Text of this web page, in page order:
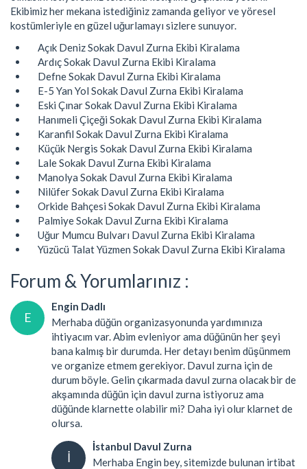
Ekibimiz her mekana istediğiniz zamanda geliyor ve yöresel
kostümleriyle en güzel uğurlamayı sizlere sunuyor.
Açık Deniz Sokak Davul Zurna Ekibi Kiralama
Ardıç Sokak Davul Zurna Ekibi Kiralama
Defne Sokak Davul Zurna Ekibi Kiralama
E-5 Yan Yol Sokak Davul Zurna Ekibi Kiralama
Eski Çınar Sokak Davul Zurna Ekibi Kiralama
Hanımeli Çiçeği Sokak Davul Zurna Ekibi Kiralama
Karanfil Sokak Davul Zurna Ekibi Kiralama
Küçük Nergis Sokak Davul Zurna Ekibi Kiralama
Lale Sokak Davul Zurna Ekibi Kiralama
Manolya Sokak Davul Zurna Ekibi Kiralama
Nilüfer Sokak Davul Zurna Ekibi Kiralama
Orkide Bahçesi Sokak Davul Zurna Ekibi Kiralama
Palmiye Sokak Davul Zurna Ekibi Kiralama
Uğur Mumcu Bulvarı Davul Zurna Ekibi Kiralama
Yüzücü Talat Yüzmen Sokak Davul Zurna Ekibi Kiralama
Forum & Yorumlarınız :
E
Engin Dadlı
Merhaba düğün organizasyonunda yardımınıza
ihtiyacım var. Abim evleniyor ama düğünün her şeyi
bana kalmış bir durumda. Her detayı benim düşünmem
ve organize etmem gerekiyor. Davul zurna için de
durum böyle. Gelin çıkarmada davul zurna olacak bir de
akşamında düğün için davul zurna istiyoruz ama
düğünde klarnette olabilir mi? Daha iyi olur klarnet de
olursa.
İ
İstanbul Davul Zurna
Merhaba Engin bey, sitemizde bulunan irtibat